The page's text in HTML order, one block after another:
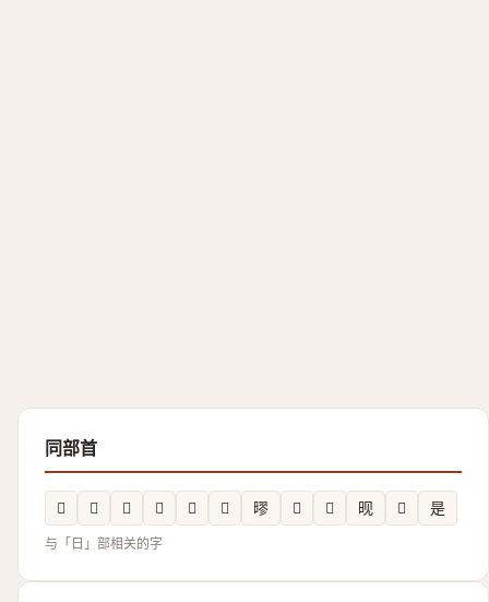
同部首
𣅐 𰖙 𲤏 𣅈 𱡻 𰖈 㬔 𣇌 𰕷 𬀪 𲤞 是
与「日」部相关的字